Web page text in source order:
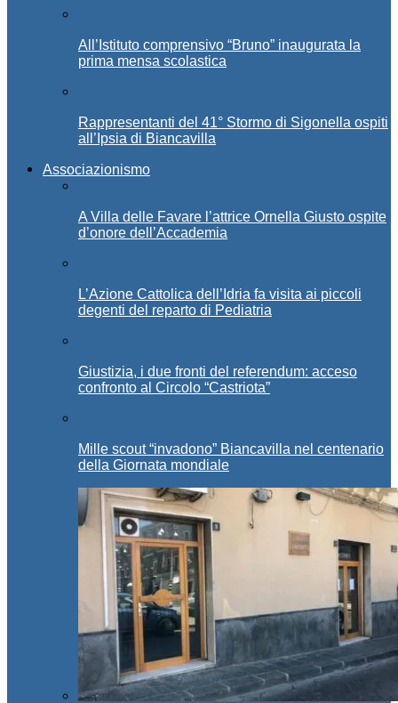
All’Istituto comprensivo “Bruno” inaugurata la
prima mensa scolastica
Rappresentanti del 41° Stormo di Sigonella ospiti
all’Ipsia di Biancavilla
Associazionismo
A Villa delle Favare l’attrice Ornella Giusto ospite
d’onore dell’Accademia
L’Azione Cattolica dell’Idria fa visita ai piccoli
degenti del reparto di Pediatria
Giustizia, i due fronti del referendum: acceso
confronto al Circolo “Castriota”
Mille scout “invadono” Biancavilla nel centenario
della Giornata mondiale